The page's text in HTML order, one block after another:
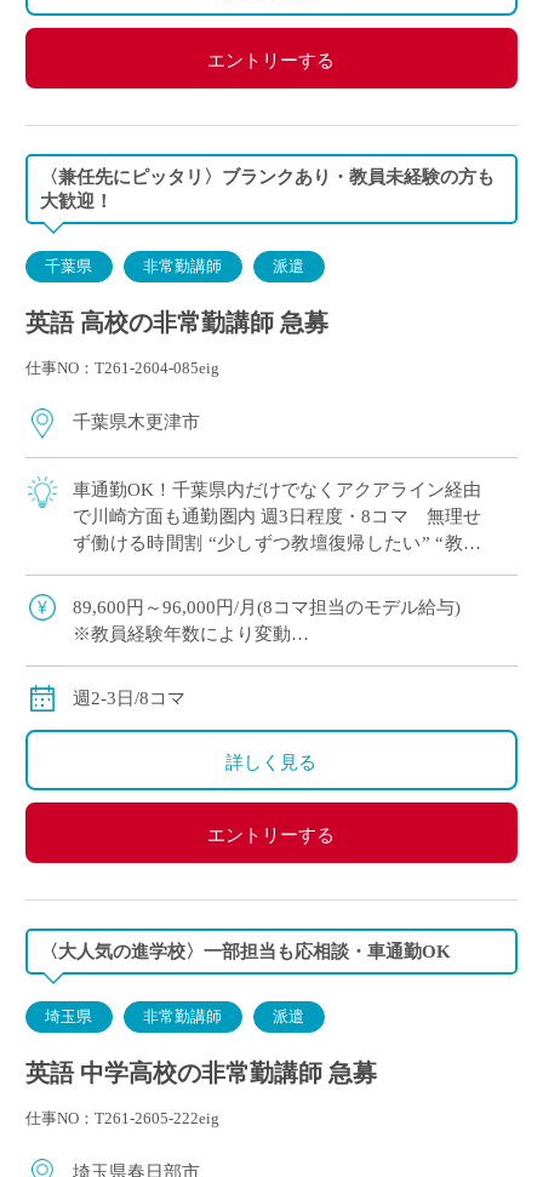
エントリーする
〈兼任先にピッタリ〉ブランクあり・教員未経験の方も
大歓迎！
千葉県 非常勤講師 派遣
英語 高校の非常勤講師 急募
仕事NO：T261-2604-085eig
千葉県木更津市
車通勤OK！千葉県内だけでなくアクアライン経由
で川崎方面も通勤圏内 週3日程度・8コマ 無理せ
ず働ける時間割 “少しずつ教壇復帰したい” “教員
89,600円～96,000円/月(8コマ担当のモデル給与)
※教員経験年数により変動
週2-3日/8コマ
詳しく見る
エントリーする
〈大人気の進学校〉一部担当も応相談・車通勤OK
埼玉県 非常勤講師 派遣
英語 中学高校の非常勤講師 急募
仕事NO：T261-2605-222eig
埼玉県春日部市